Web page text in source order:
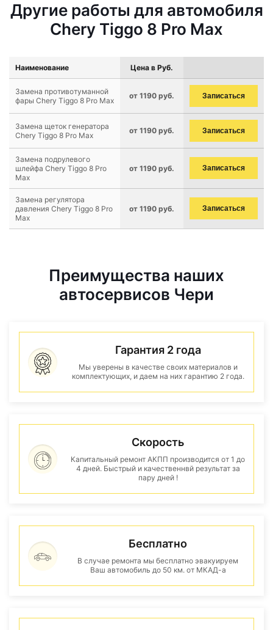
Другие работы для автомобиля
Chery Tiggo 8 Pro Max
Наименование Цена в Руб.
Замена противотуманной
фары Chery Tiggo 8 Pro Max
от 1190 руб. Записаться
Замена щеток генератора
Chery Tiggo 8 Pro Max
от 1190 руб. Записаться
Замена подрулевого
шлейфа Chery Tiggo 8 Pro
Max
от 1190 руб. Записаться
Замена регулятора
давления Chery Tiggo 8 Pro
Max
от 1190 руб. Записаться
Преимущества наших
автосервисов Чери
Гарантия 2 года
Мы уверены в качестве своих материалов и
комплектующих, и даем на них гарантию 2 года.
Скорость
Капитальный ремонт АКПП производится от 1 до
4 дней. Быстрый и качественнвй результат за
пару дней !
Бесплатно
В случае ремонта мы бесплатно эвакуируем
Ваш автомобиль до 50 км. от МКАД-а